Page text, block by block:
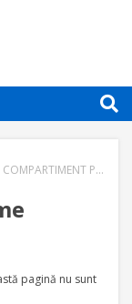
COMPARTIMENT PROGRAME EUROPENE
pagină nu sunt